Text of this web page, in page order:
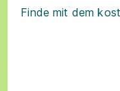
Finde mit dem